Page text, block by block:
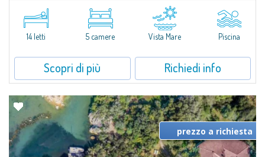
S'Incantu Estate gode di una posizione privilegiata alle porte della Costa
Smeralda, ideale per chi desidera la comodità di una location strategia
senza rinunciare ad avere i migliori servizi sempre a portata di mano...
14 letti 5 camere Vista Mare Piscina
Scopri di più Richiedi info
prezzo a richiesta